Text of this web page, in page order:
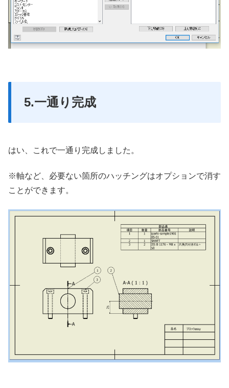
5.一通り完成
はい、これで一通り完成しました。
※軸など、必要ない箇所のハッチングはオプションで消す
ことができます。